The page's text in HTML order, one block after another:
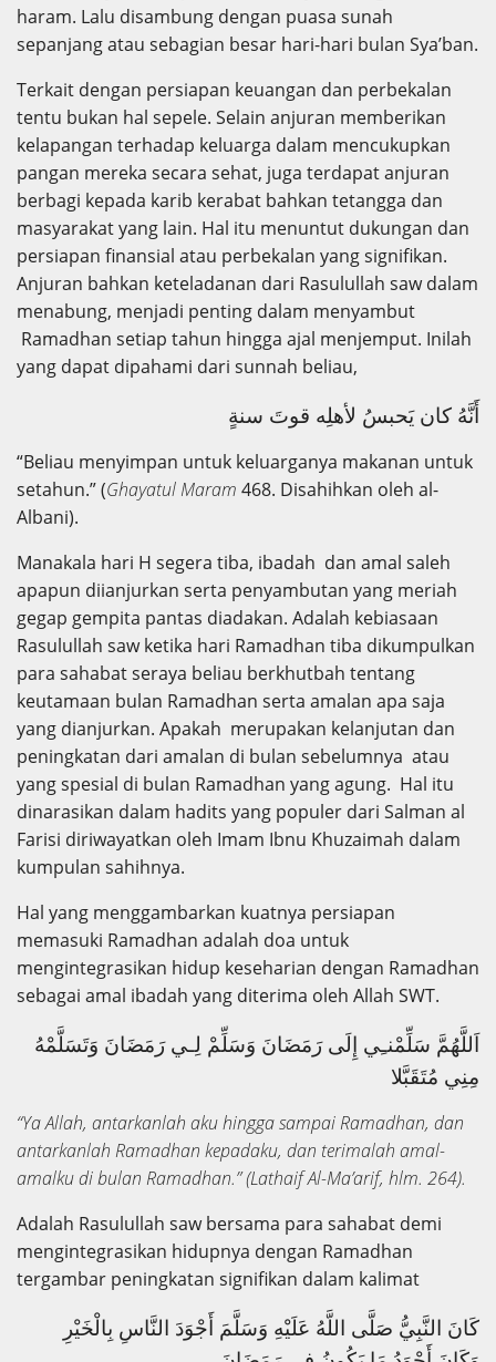
haram. Lalu disambung dengan puasa sunah
sepanjang atau sebagian besar hari-hari bulan Sya’ban.
Terkait dengan persiapan keuangan dan perbekalan
tentu bukan hal sepele. Selain anjuran memberikan
kelapangan terhadap keluarga dalam mencukupkan
pangan mereka secara sehat, juga terdapat anjuran
berbagi kepada karib kerabat bahkan tetangga dan
masyarakat yang lain. Hal itu menuntut dukungan dan
persiapan finansial atau perbekalan yang signifikan.
Anjuran bahkan keteladanan dari Rasulullah saw dalam
menabung, menjadi penting dalam menyambut
Ramadhan setiap tahun hingga ajal menjemput. Inilah
yang dapat dipahami dari sunnah beliau,
أَنَّهُ كان يَحبسُ لأهلِه قوتَ سنةٍ
“Beliau menyimpan untuk keluarganya makanan untuk
setahun.” (Ghayatul Maram 468. Disahihkan oleh al-
Albani).
Manakala hari H segera tiba, ibadah dan amal saleh
apapun diianjurkan serta penyambutan yang meriah
gegap gempita pantas diadakan. Adalah kebiasaan
Rasulullah saw ketika hari Ramadhan tiba dikumpulkan
para sahabat seraya beliau berkhutbah tentang
keutamaan bulan Ramadhan serta amalan apa saja
yang dianjurkan. Apakah merupakan kelanjutan dan
peningkatan dari amalan di bulan sebelumnya atau
yang spesial di bulan Ramadhan yang agung. Hal itu
dinarasikan dalam hadits yang populer dari Salman al
Farisi diriwayatkan oleh Imam Ibnu Khuzaimah dalam
kumpulan sahihnya.
Hal yang menggambarkan kuatnya persiapan
memasuki Ramadhan adalah doa untuk
mengintegrasikan hidup keseharian dengan Ramadhan
sebagai amal ibadah yang diterima oleh Allah SWT.
اَللَّهُمَّ سَلِّمْنـِي إِلَى رَمَضَانَ وَسَلِّمْ لِـي رَمَضَانَ وَتَسَلَّمْهُ
مِنِي مُتَقَبَّلا
“Ya Allah, antarkanlah aku hingga sampai Ramadhan, dan
antarkanlah Ramadhan kepadaku, dan terimalah amal-
amalku di bulan Ramadhan.” (Lathaif Al-Ma’arif, hlm. 264).
Adalah Rasulullah saw bersama para sahabat demi
mengintegrasikan hidupnya dengan Ramadhan
tergambar peningkatan signifikan dalam kalimat
كَانَ النَّبِيُّ صَلَّى اللَّهُ عَلَيْهِ وَسَلَّمَ أَجْوَدَ النَّاسِ بِالْخَيْرِ